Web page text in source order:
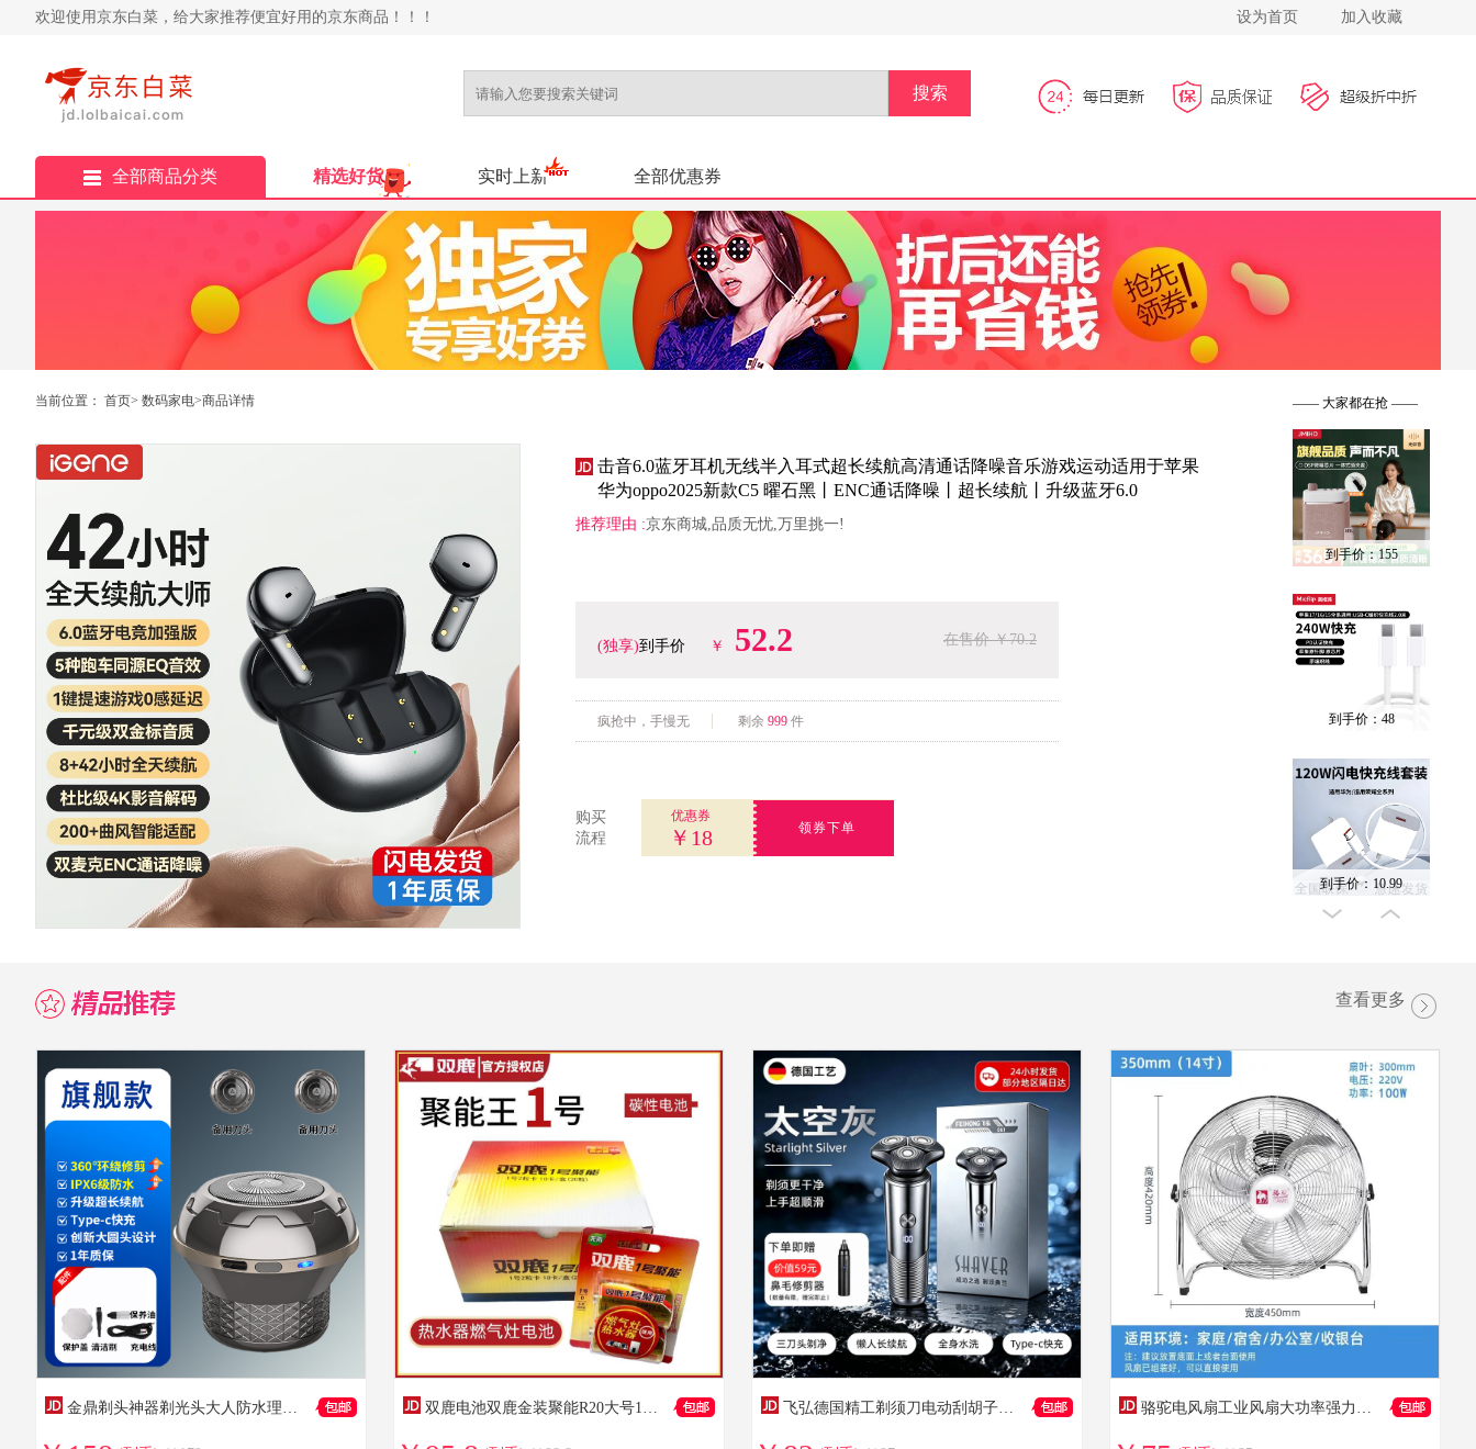
欢迎使用京东白菜，给大家推荐便宜好用的京东商品！！！ 设为首页 加入收藏
全部商品分类 精选好货 实时上新 全部优惠券
当前位置： 首页> 数码家电>商品详情
击音6.0蓝牙耳机无线半入耳式超长续航高清通话降噪音乐游戏运动适用于苹果
华为oppo2025新款C5 曜石黑丨ENC通话降噪丨超长续航丨升级蓝牙6.0
推荐理由 :京东商城,品质无忧,万里挑一!
(独享)到手价 ￥ 52.2 在售价 ￥70.2
疯抢中，手慢无 剩余 999 件
购买
流程
优惠券
￥18 领券下单
—— 大家都在抢 ——
到手价：155
到手价：48
到手价：10.99
到手价：147
到手价：29.8
到手价：29.9
查看更多
金鼎剃头神器剃光头大人防水理发器成人光头神器剃光头专用男士自助刮光头家用 金鼎旗舰款标配+2备用刀头 双鹿电池双鹿金装聚能R20大号1号D型电池燃气灶手电筒热水器电子琴使用 聚能1号20粒 飞弘德国精工剃须刀电动刮胡子刀男士2026新款便携剃干净全身水洗父亲男生生日礼物 太空灰【旗舰顶配】7w转速续航240天 【三年质保】下单送鼻毛修剪器数据线清洁刷 骆驼电风扇工业风扇大功率强力台式落地家用省电扇宿舍工厂趴地扇 银色14寸【中风】客厅·办公- 100W